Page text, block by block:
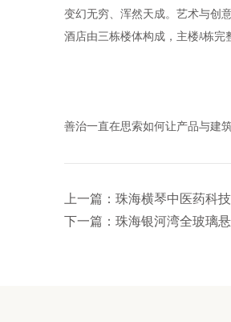
变幻无穷、浑然天成。艺术与创
酒店由三栋楼体构成，主楼A栋
善治一直在思索如何让产品与建
上一篇： 珠海横琴中医药科
下一篇： 珠海银河湾全玻璃